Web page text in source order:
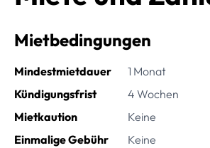
Mietbedingungen
Mindestmietdauer
1 Monat
Kündigungsfrist
4 Wochen
Mietkaution
Keine
Einmalige Gebühr
Keine